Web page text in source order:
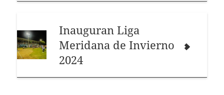
Inauguran Liga
Meridana de Invierno
2024